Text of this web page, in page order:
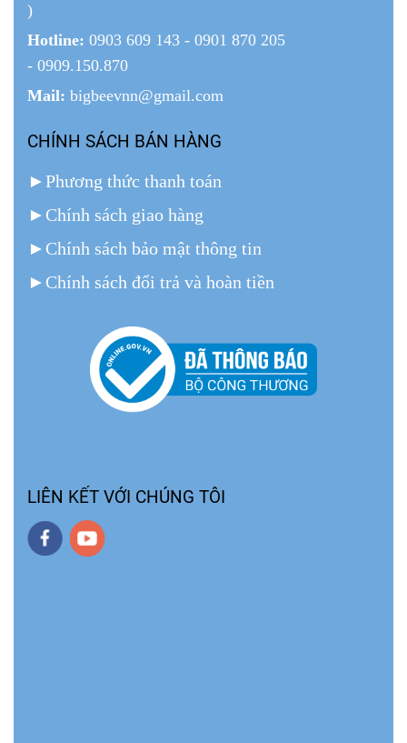
)
Hotline: 0903 609 143 - 0901 870 205
- 0909.150.870
Mail: bigbeevnn@gmail.com
CHÍNH SÁCH BÁN HÀNG
►Phương thức thanh toán
► Chính sách giao hàng
► Chính sách bảo mật thông tin
► Chính sách đổi trả và hoàn tiền
LIÊN KẾT VỚI CHÚNG TÔI